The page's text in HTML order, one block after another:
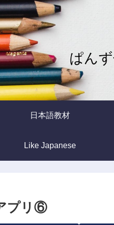
ぱん
日本語教材
Like Japanese
プリ⑥